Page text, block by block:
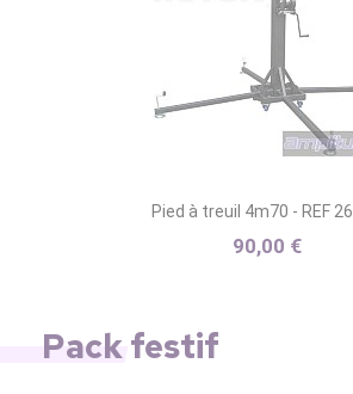
Pied à treuil 4m70 - REF
90,00 €
Pack festif